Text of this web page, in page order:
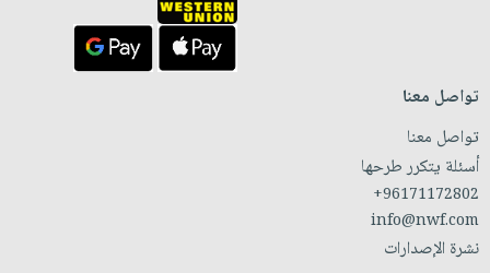
تواصل معنا
تواصل معنا
أسئلة يتكرر طرحها
+96171172802
info@nwf.com
نشرة الإصدارات